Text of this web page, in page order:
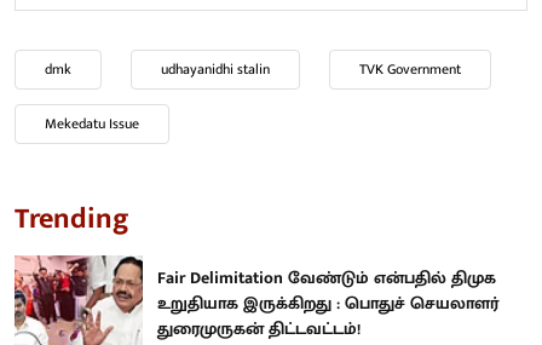
dmk udhayanidhi stalin TVK Government
Mekedatu Issue
Trending
Fair Delimitation வேண்டும் என்பதில் திமுக
உறுதியாக இருக்கிறது : பொதுச் செயலாளர்
துரைமுருகன் திட்டவட்டம்!